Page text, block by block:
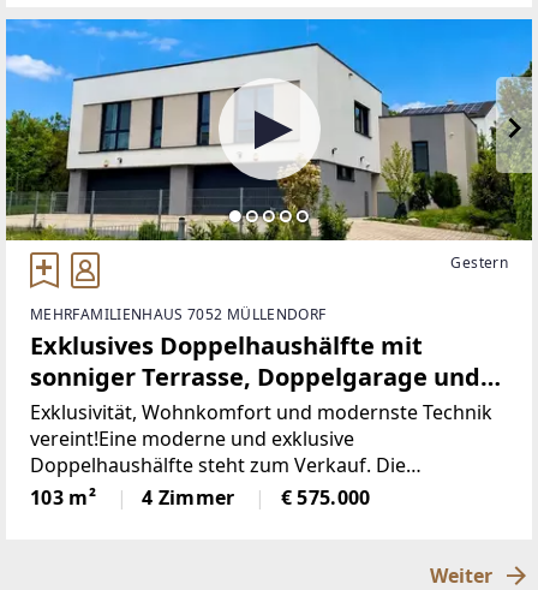
Gestern
MEHRFAMILIENHAUS 7052 MÜLLENDORF
Exklusives Doppelhaushälfte mit
sonniger Terrasse, Doppelgarage und
Eigengarten!
Exklusivität, Wohnkomfort und modernste Technik
vereint!Eine moderne und exklusive
Doppelhaushälfte steht zum Verkauf. Die
Doppelhaushälfte bietet die perfekte Gelegenheit
für Familien und Paare. Da die zweite hälfte auch
103 m² 4 Zimmer € 575.000
Weiter